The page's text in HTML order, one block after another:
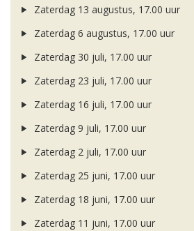
Zaterdag 13 augustus, 17.00 uur
Zaterdag 6 augustus, 17.00 uur
Zaterdag 30 juli, 17.00 uur
Zaterdag 23 juli, 17.00 uur
Zaterdag 16 juli, 17.00 uur
Zaterdag 9 juli, 17.00 uur
Zaterdag 2 juli, 17.00 uur
Zaterdag 25 juni, 17.00 uur
Zaterdag 18 juni, 17.00 uur
Zaterdag 11 juni, 17.00 uur